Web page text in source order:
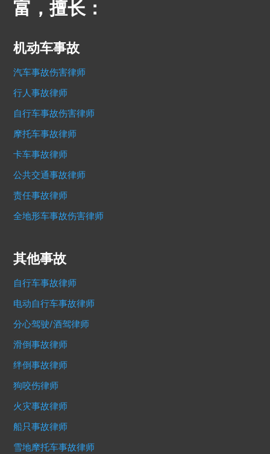
富，擅长：
机动车事故
汽车事故伤害律师
行人事故律师
自行车事故伤害律师
摩托车事故律师
卡车事故律师
公共交通事故律师
责任事故律师
全地形车事故伤害律师
其他事故
自行车事故律师
电动自行车事故律师
分心驾驶/酒驾律师
滑倒事故律师
绊倒事故律师
狗咬伤律师
火灾事故律师
船只事故律师
雪地摩托车事故律师